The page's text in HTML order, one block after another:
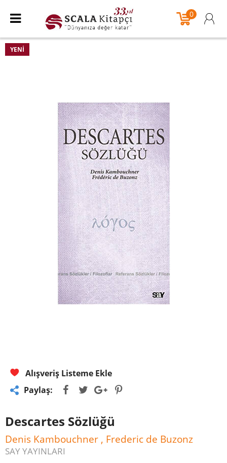
0
YENI
Alışveriş Listeme Ekle
Paylaş:
Descartes Sözlüğü
Denis Kambouchner , Frederic de Buzonz
SAY YAYINLARI